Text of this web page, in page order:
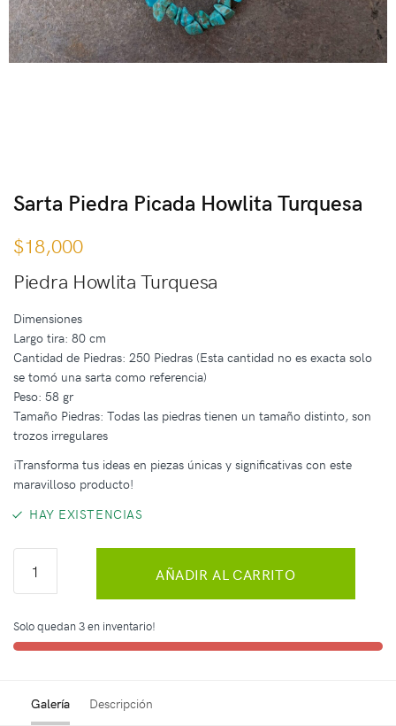
Sarta Piedra Picada Howlita Turquesa
$18,000
Piedra Howlita Turquesa
Dimensiones
Largo tira: 80 cm
Cantidad de Piedras: 250 Piedras (Esta cantidad no es exacta solo
se tomó una sarta como referencia)
Peso: 58 gr
Tamaño Piedras: Todas las piedras tienen un tamaño distinto, son
trozos irregulares
¡Transforma tus ideas en piezas únicas y significativas con este
maravilloso producto!
HAY EXISTENCIAS
AÑADIR AL CARRITO
Solo quedan 3 en inventario!
Galería Descripción